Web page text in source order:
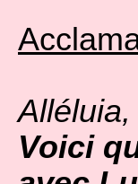
Voici